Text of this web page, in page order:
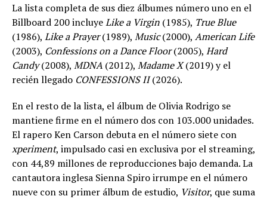
La lista completa de sus diez álbumes número uno en el
Billboard 200 incluyeLike a Virgin (1985), True Blue
(1986), Like a Prayer(1989), Music(2000), American Life
(2003), Confessions on a Dance Floor(2005), Hard
Candy(2008), MDNA (2012), Madame X(2019) y el
recién llegado CONFESSIONS II(2026).
En el resto de la lista, el álbum de Olivia Rodrigo se
mantiene firme en el número dos con 103.000 unidades.
El rapero Ken Carson debuta en el número siete con
xperiment, impulsado casi en exclusiva por el streaming,
con 44,89 millones de reproducciones bajo demanda. La
cantautora inglesa Sienna Spiro irrumpe en el número
nueve con su primer álbum de estudio, Visitor, que suma